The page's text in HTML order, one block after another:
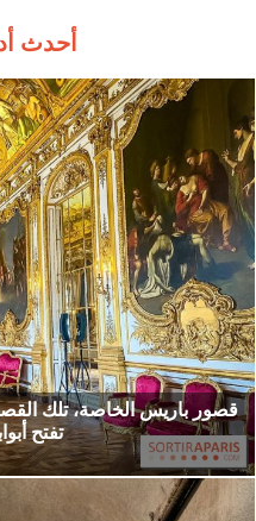
أحدث
قصور باريس الخاصة، تلك
تفتح